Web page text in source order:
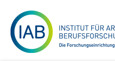
zum
Inhalt